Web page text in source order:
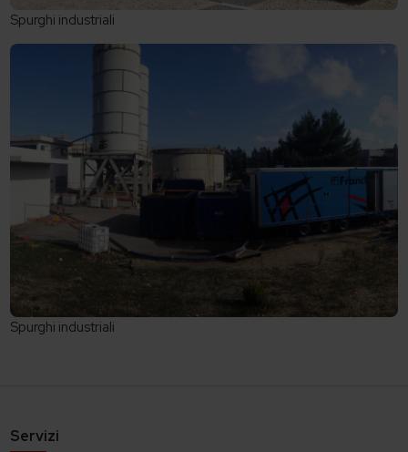
Spurghi industriali
Spurghi industriali
Servizi